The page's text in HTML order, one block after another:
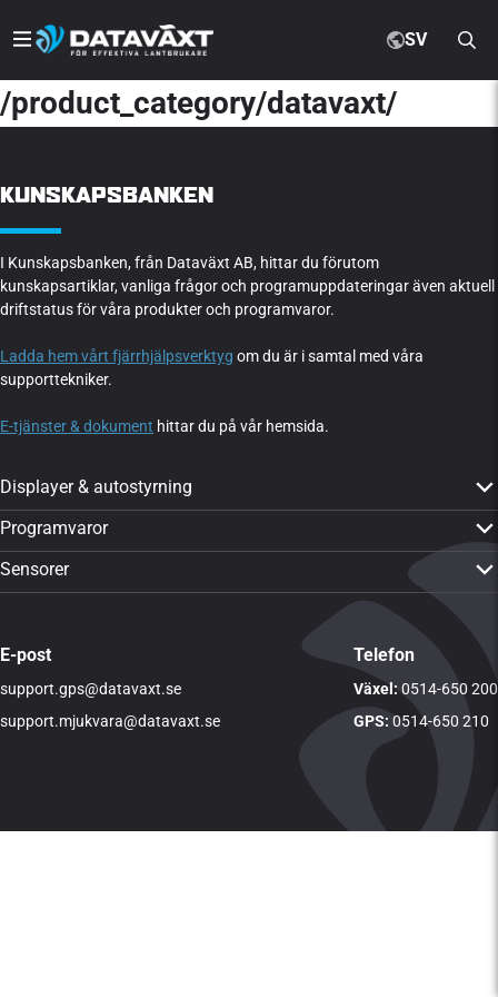
SV
/product_category/datavaxt/
KUNSKAPSBANKEN
I Kunskapsbanken, från Dataväxt AB, hittar du förutom
kunskapsartiklar, vanliga frågor och programuppdateringar även aktuell
driftstatus för våra produkter och programvaror.
Ladda hem vårt fjärrhjälpsverktyg om du är i samtal med våra
supporttekniker.
E-tjänster & dokument hittar du på vår hemsida.
Displayer & autostyrning
PTx Trimble GFX-350
PTx Trimble GFX-1060
Visa alla produkter
Programvaror
CropPLAN
Dataväxt-appen
CropSAT
LogMASTER
DVTime
Sensorer
E-post
support.gps@datavaxt.se
support.mjukvara@datavaxt.se
Telefon
Växel:0514-650 200
GPS: 0514-650 210